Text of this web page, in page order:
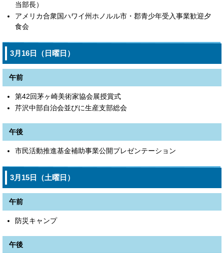
当部長）
アメリカ合衆国ハワイ州ホノルル市・郡青少年受入事業歓迎夕
食会
3月16日（日曜日）
午前
第42回茅ヶ崎美術家協会展授賞式
芹沢中部自治会並びに生産支部総会
午後
市民活動推進基金補助事業公開プレゼンテーション
3月15日（土曜日）
午前
防災キャンプ
午後